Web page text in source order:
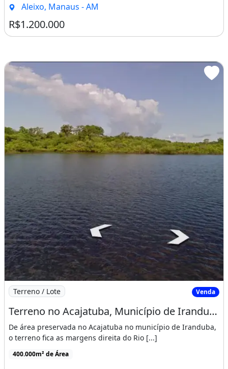
Aleixo, Manaus - AM
R$1.200.000
Imagem: Terreno no Acajatuba, Município de Iranduba
Terreno / Lote Venda
Terreno no Acajatuba, Município de Iranduba
De área preservada no Acajatuba no município de Iranduba,
o terreno fica as margens direita do Rio [...]
400.000m² de Área